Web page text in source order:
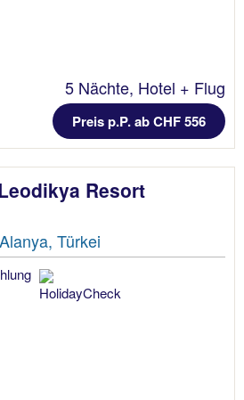
5 Nächte, Hotel + Flug
Preis p.P. ab CHF 556
Resort
Türkei